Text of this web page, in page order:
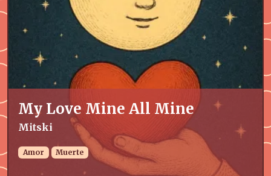
My Love Mine All Mine
Mitski
Amor Muerte